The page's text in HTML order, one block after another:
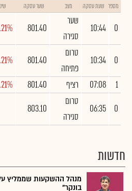
מספר שעת עסקה מצב שער עסקה
0
10:44
שער
סגירה
801.40
0
10:34
טרום
פתיחה
801.40
1
07:08 רציף 801.40
0
06:35
טרום
סגירה
803.10
חדשות
מנהל ההשקעות שממליץ
בונקר"